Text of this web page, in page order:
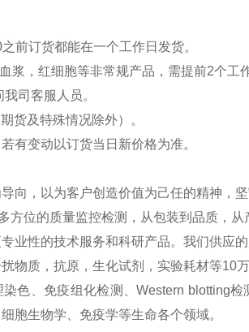
前订货都能在一个工作日发货。
浆，红细胞等非常规产品，需提前2个工
司客服人员。
货及特殊情况除外）。
有变动以订货当日新价格为准。
向，以为客户创造价值为己任的精神，坚
方位的质量监控检测，从包装到品质，从
业性的技术服务和科研产品。我们供应
物质，抗原，生化试剂，实验耗材等10万
色、免疫组化检测、Western blotting
胞生物学、免疫学等生命各个领域。